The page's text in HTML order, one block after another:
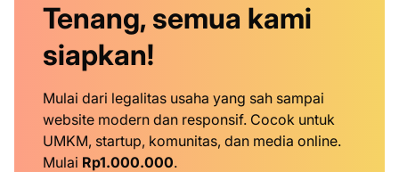
Tenang, semua kami
siapkan!
Mulai dari legalitas usaha yang sah sampai
website modern dan responsif. Cocok untuk
UMKM, startup, komunitas, dan media online.
Mulai Rp1.000.000.